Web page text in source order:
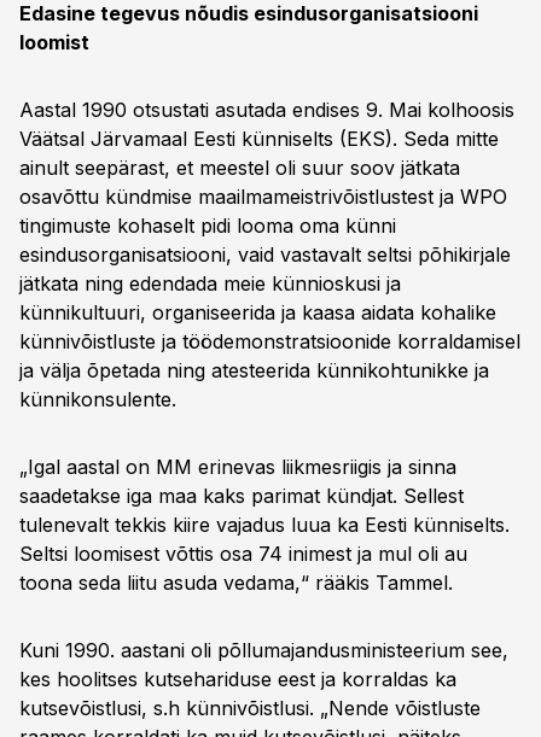
Edasine tegevus nõudis esindusorganisatsiooni
loomist
Aastal 1990 otsustati asutada endises 9. Mai kolhoosis
Väätsal Järvamaal Eesti künniselts (EKS). Seda mitte
ainult seepärast, et meestel oli suur soov jätkata
osavõttu kündmise maailmameistrivõistlustest ja WPO
tingimuste kohaselt pidi looma oma künni
esindusorganisatsiooni, vaid vastavalt seltsi põhikirjale
jätkata ning edendada meie künnioskusi ja
künnikultuuri, organiseerida ja kaasa aidata kohalike
künnivõistluste ja töödemonstratsioonide korraldamisel
ja välja õpetada ning atesteerida künnikohtunikke ja
künnikonsulente.
„Igal aastal on MM erinevas liikmesriigis ja sinna
saadetakse iga maa kaks parimat kündjat. Sellest
tulenevalt tekkis kiire vajadus luua ka Eesti künniselts.
Seltsi loomisest võttis osa 74 inimest ja mul oli au
toona seda liitu asuda vedama,“ rääkis Tammel.
Kuni 1990. aastani oli põllumajandusministeerium see,
kes hoolitses kutsehariduse eest ja korraldas ka
kutsevõistlusi, s.h künnivõistlusi. „Nende võistluste